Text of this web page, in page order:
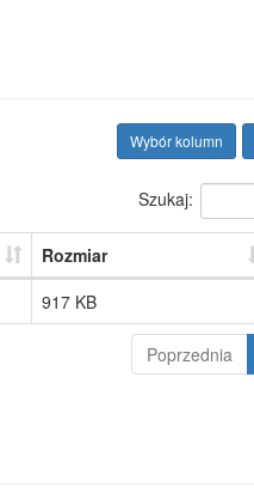
Wybór kolumn
Szukaj:
Rozmiar
917 KB
Poprzednia